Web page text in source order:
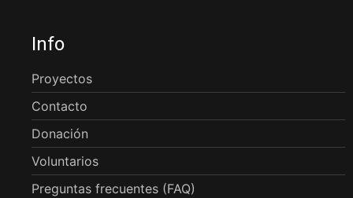
Info
Proyectos
Contacto
Donación
Voluntarios
Preguntas frecuentes (FAQ)